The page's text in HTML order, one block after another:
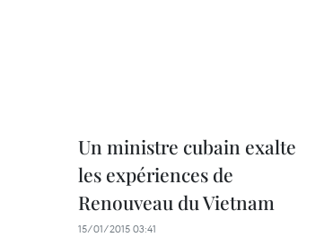
Un ministre cubain exalte
les expériences de
Renouveau du Vietnam
15/01/2015 03:41